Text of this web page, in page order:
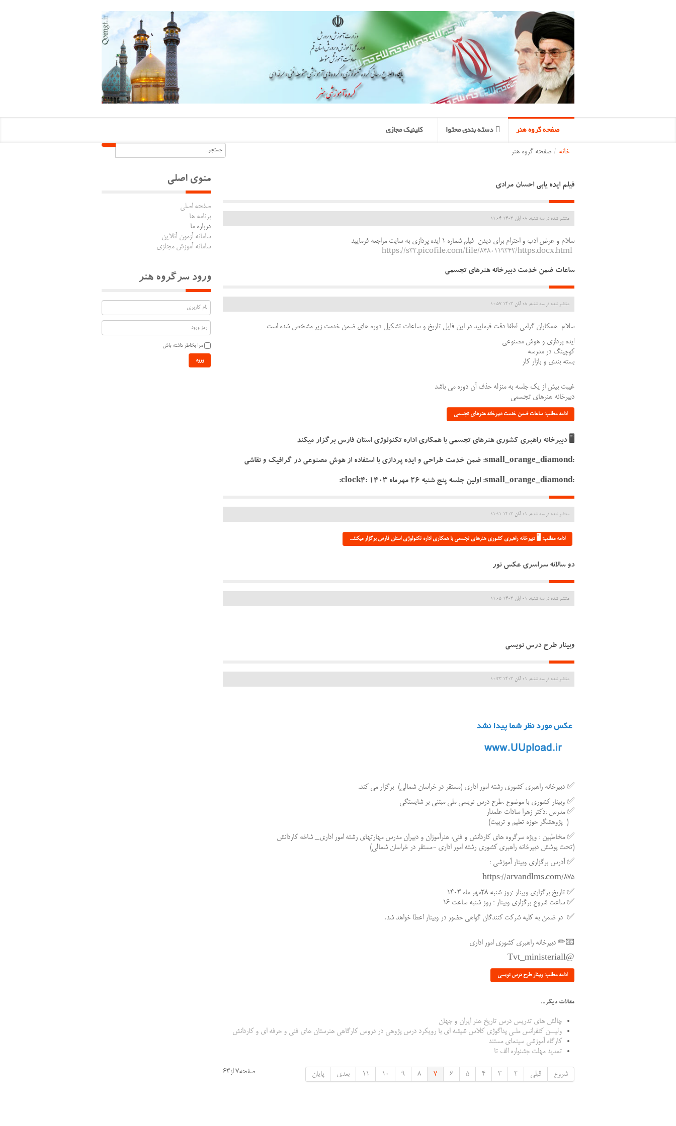
صفحه گروه هنر دسته بندی محتوا کلینیک مجازی
خانه / صفحه گروه هنر
فیلم ایده یابی احسان مرادی
منتشر شده در سه شنبه, 08 آبان 1403 11:04
سلام و عرض ادب و احترام برای دیدن فیلم شماره 1 ایده پردازی به سایت مراجعه فرمایید
https://s32.picofile.com/file/8480119342/https.docx.html
ساعات ضمن خدمت دبیرخانه هنرهای تجسمی
منتشر شده در سه شنبه, 08 آبان 1403 10:57
سلام همکاران گرامی لطفا دقت فرمایید در این فایل تاریخ و ساعات تشکیل دوره های ضمن خدمت زیر مشخص شده است
ایده پردازی و هوش مصنوعی
کوچینگ در مدرسه
بسته بندی و بازار کار
غیبت بیش از یک جلسه به منزله حذف آن دوره می باشد
دبیرخانه هنرهای تجسمی
ادامه مطلب: ساعات ضمن خدمت دبیرخانه هنرهای تجسمی
🖥 دبیرخانه راهبری کشوری هنرهای تجسمی با همکاری اداره تکنولوژی استان فارس برگزار میکند
:small_orange_diamond: ضمن خدمت طراحی و ایده پردازی با استفاده از هوش مصنوعی در گرافیک و نقاشی
:small_orange_diamond: اولین جلسه پنج شنبه 26 مهرماه ۱۴۰۳ :clock4:
منتشر شده در سه شنبه, 01 آبان 1403 11:11
ادامه مطلب: 🖥 دبیرخانه راهبری کشوری هنرهای تجسمی با همکاری اداره تکنولوژی استان فارس برگزار میکند...
دو سالانه سراسری عکس نور
منتشر شده در سه شنبه, 01 آبان 1403 11:05
وبینار طرح درس نویسی
منتشر شده در سه شنبه, 01 آبان 1403 10:23
✅ دبیرخانه راهبری کشوری رشته امور اداری (مستقر در خراسان شمالی) برگزار می کند.
✅ وبینار کشوری با موضوع :طرح درس نویسی ملی مبتنی بر شایستگی
✅ مدرس :دکتر زهرا سادات علمدار
( پژوهشگر حوزه تعلیم و تربیت)
✅ مخاطبین : ویژه سرگروه های کاردانش و فنی، هنرآموزان و دبیران مدرس مهارتهای رشته امور اداری_ شاخه کاردانش
(تحت پوشش دبیرخانه راهبری کشوری رشته امور اداری -مستقر در خراسان شمالی)
✅ آدرس برگزاری وبینار آموزشی :
https://arvandlms.com/875
✅ تاریخ برگزاری وبینار :روز شنبه ۲۸مهر ماه ۱۴۰۳
✅ ساعت شروع برگزاری وبینار : روز شنبه ساعت ۱۶
✅ در ضمن به کلیه شرکت کنندگان گواهی حضور در وبینار اعطا خواهد شد.
📧✏ دبیرخانه راهبری کشوری امور اداری
@Tvt_ministeriall
ادامه مطلب: وبینار طرح درس نویسی
مقالات دیگر...
چالش های تدریس درس تاریخ هنر ایران و جهان
ولیــن کنفرانس ملـی پداگوژی کلاس شیشه ای با رویکرد درس پژوهی در دروس کارگاهی هنرستان های فنی و حرفه ای و کاردانش
کارگاه آموزشی سینمای مستند
تمدید مهلت جشنواره الف تا
صفحه7 از63 شروع قبلی 2
3
4
5
6
7
8
9
10
11 بعدی پایان
منوی اصلی
صفحه اصلی
برنامه ها
درباره ما
سامانه آزمون آنلاین
سامانه آموزش مجازی
ورود سرگروه هنر
مرا بخاطر داشته باش
ورود